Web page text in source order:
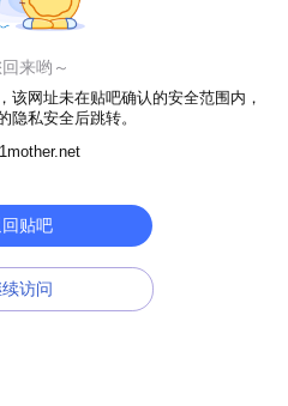
来哟～
该网址未在贴吧确认的安全范围内，
隐私安全后跳转。
贴吧
访问